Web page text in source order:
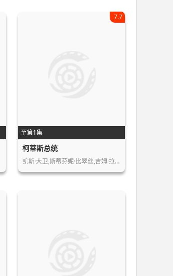
至第1集
7.7
柯蒂斯总统
凯斯·大卫,斯蒂芬妮·比翠丝,吉姆·拉…